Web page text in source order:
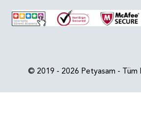
© 2019 - 2026 Petyasam - Tüm